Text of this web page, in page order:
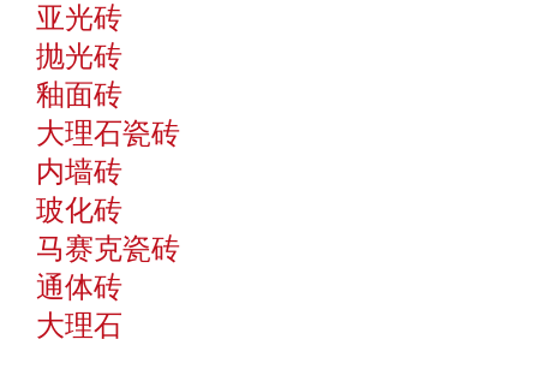
亚光砖
抛光砖
釉面砖
大理石瓷砖
内墙砖
玻化砖
马赛克瓷砖
通体砖
大理石